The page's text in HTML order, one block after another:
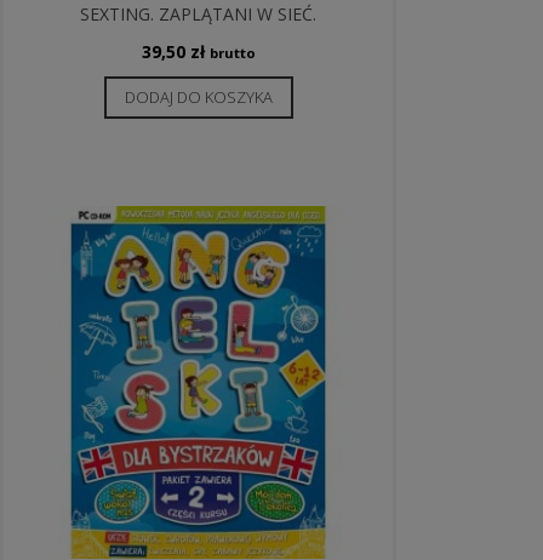
SEXTING. ZAPLĄTANI W SIEĆ.
39,50 zł brutto
DODAJ DO KOSZYKA